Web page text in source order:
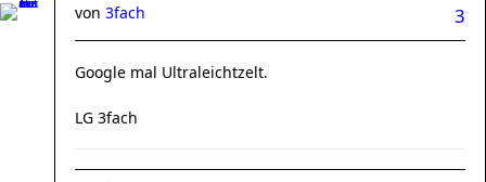
3
von 3fach
Google mal Ultraleichtzelt.
LG 3fach